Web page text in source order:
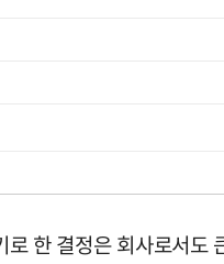
한 결정은 회사로서